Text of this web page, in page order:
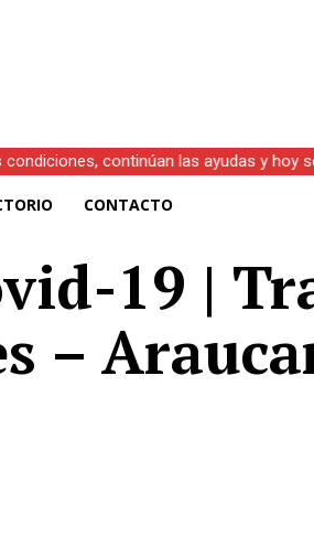
continúan las ayudas y hoy
CONTACTO
19 |
–